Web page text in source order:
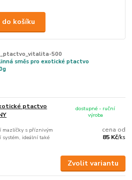
košíku
500
směs pro exotické ptactvo
ptactvo
mazlíčky s příznivým
ideální také
cena od
85 Kč/ks
dostupné - ruční
výroba
Zvolit variantu